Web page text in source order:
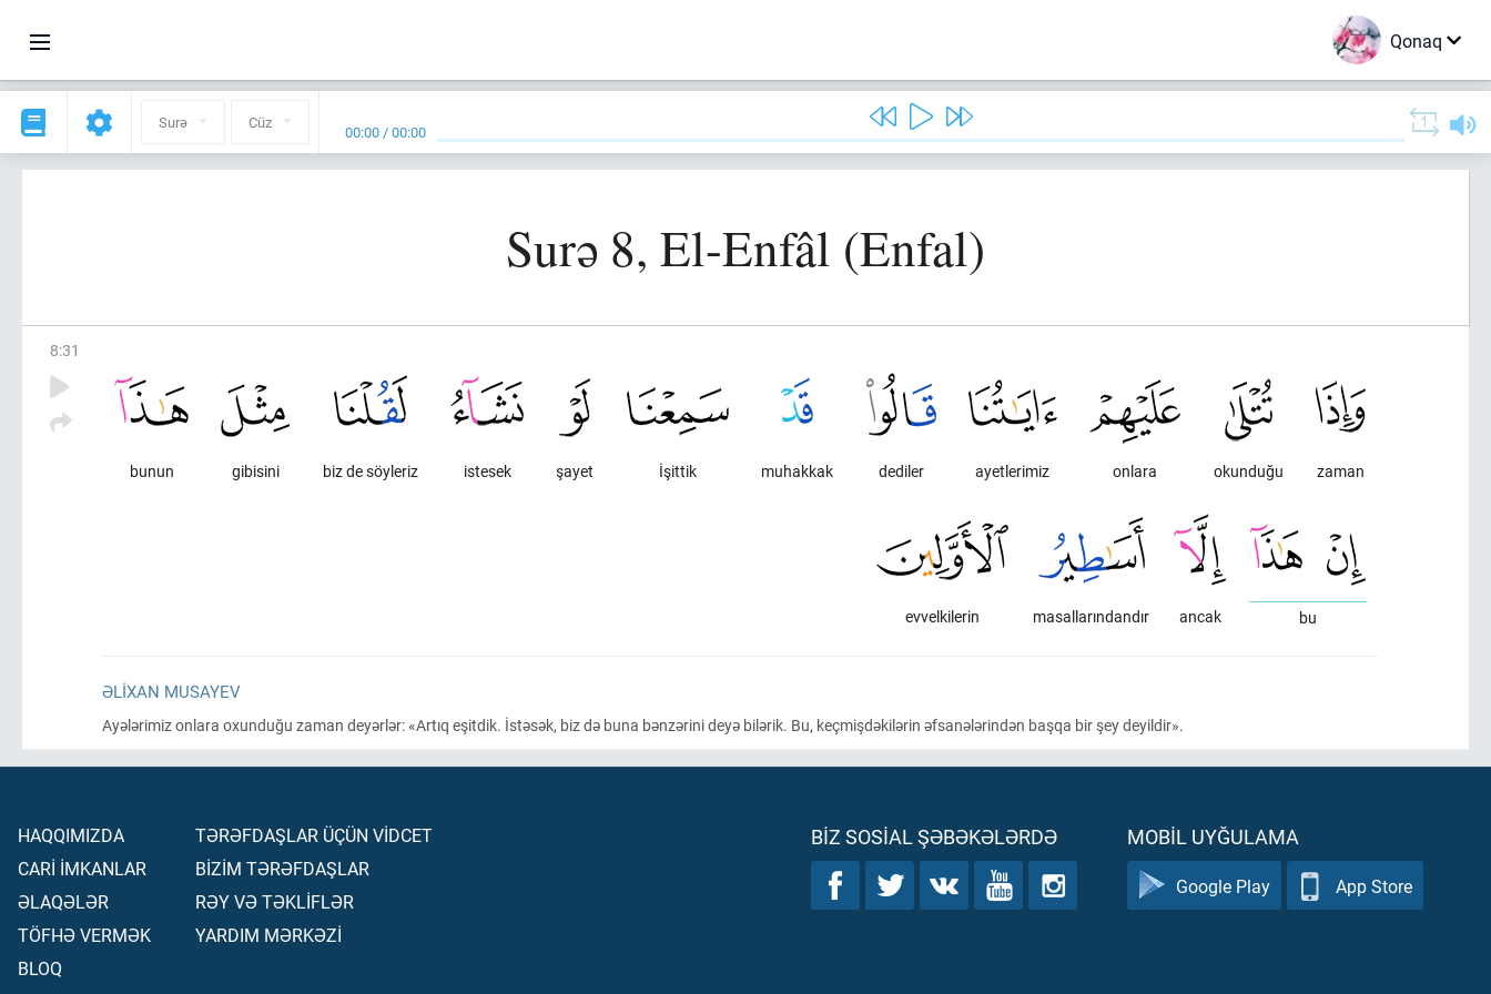
Qonaq
Surə Cüz 00:00 /00:00
Surə 8, El-Enfâl (Enfal)
8:31
zaman
okunduğu
onlara
ayetlerimiz
dediler
muhakkak
İşittik
şayet
istesek
biz de söyleriz
gibisini
bunun
bu
ancak
masallarındandır
evvelkilerin
ƏLIXAN MUSAYEV
Ayələrimiz onlara oxunduğu zaman deyərlər: «Artıq eşitdik. İstəsək, biz də buna bənzərini deyə bilərik. Bu, keçmişdəkilərin əfsanələrindən başqa bir şey deyildir».
HAQQIMIZDA
CARİ İMKANLAR
ƏLAQƏLƏR
TÖFHƏ VERMƏK
BLOQ
TƏRƏFDAŞLAR ÜÇÜN VİDCET
BİZİM TƏRƏFDAŞLAR
RƏY VƏ TƏKLİFLƏR
YARDIM MƏRKƏZİ
BIZ SOSIAL ŞƏBƏKƏLƏRDƏ MOBIL UYĞULAMA
Google Play App Store